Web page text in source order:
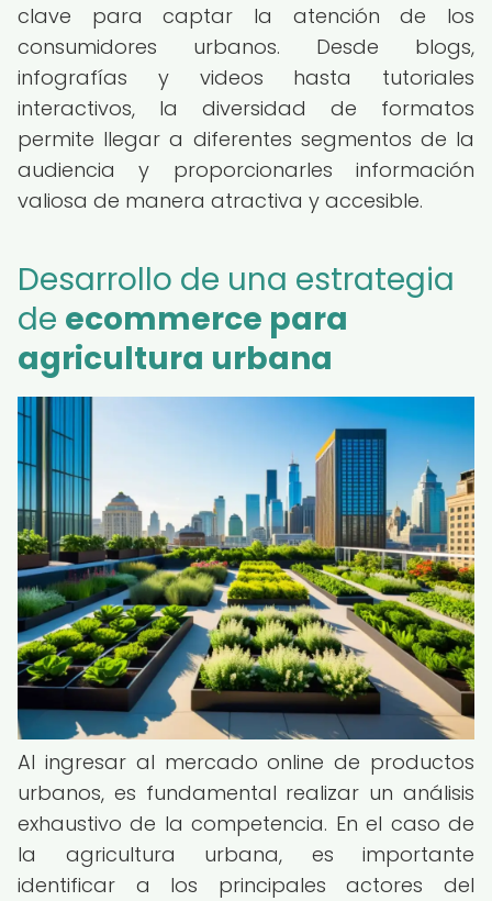
clave para captar la atención de los
consumidores urbanos. Desde blogs,
infografías y videos hasta tutoriales
interactivos, la diversidad de formatos
permite llegar a diferentes segmentos de la
audiencia y proporcionarles información
valiosa de manera atractiva y accesible.
Desarrollo de una estrategia
de ecommerce para
agricultura urbana
Al ingresar al mercado online de productos
urbanos, es fundamental realizar un análisis
exhaustivo de la competencia. En el caso de
la agricultura urbana, es importante
identificar a los principales actores del